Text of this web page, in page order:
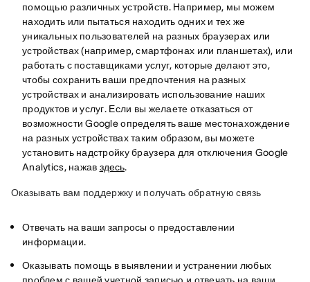
помощью различных устройств. Например, мы можем
находить или пытаться находить одних и тех же
уникальных пользователей на разных браузерах или
устройствах (например, смартфонах или планшетах), или
работать с поставщиками услуг, которые делают это,
чтобы сохранить ваши предпочтения на разных
устройствах и анализировать использование наших
продуктов и услуг. Если вы желаете отказаться от
возможности Google определять ваше местонахождение
на разных устройствах таким образом, вы можете
установить надстройку браузера для отключения Google
Analytics, нажав здесь.
Оказывать вам поддержку и получать обратную связь
Отвечать на ваши запросы о предоставлении
информации.
Оказывать помощь в выявлении и устранении любых